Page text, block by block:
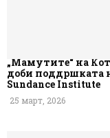
„Мамутите“ на
доби поддршката
Sundance Institute
25 март, 2026